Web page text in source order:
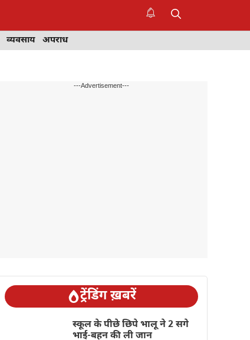
व्यवसाय अपराध
---Advertisement---
ट्रेंडिंग ख़बरें
स्कूल के पीछे छिपे भालू ने 2 सगे
भाई-बहन की ली जान